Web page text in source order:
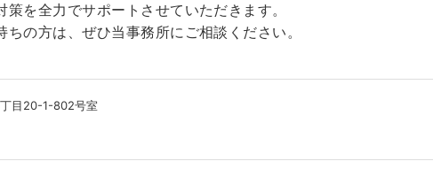
を全力でサポートさせていただきます。
の方は、ぜひ当事務所にご相談ください。
目20-1-802号室